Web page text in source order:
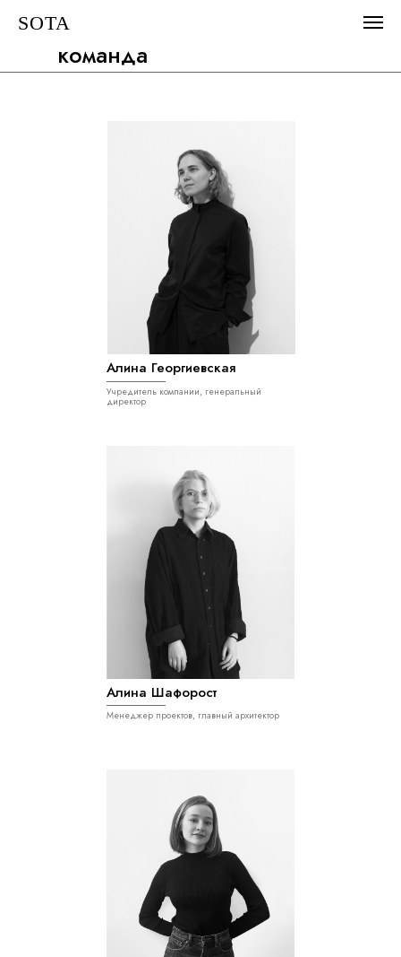
SOTA
команда
Учредитель компании, генеральный
директор
Алина Георгиевская
Менеджер проектов, главный архитектор
Алина Шафорост